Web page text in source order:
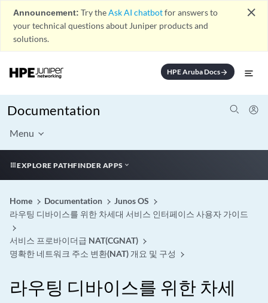
Announcement: Try theAsk AI chatbotfor answers to
your technical questions about Juniper products and
solutions.
close
HPE Aruba Docsarrow_forward
Documentation
Menu
EXPLORE PATHFINDER APPS
Home Documentation
Junos OS
라우팅 디바이스를 위한 차세대 서비스 인터페이스 사용자 가이드
서비스 프로바이더급 NAT(CGNAT)
명확한 네트워크 주소 변환(NAT) 개요 및 구성
라우팅 디바이스를 위한 차세